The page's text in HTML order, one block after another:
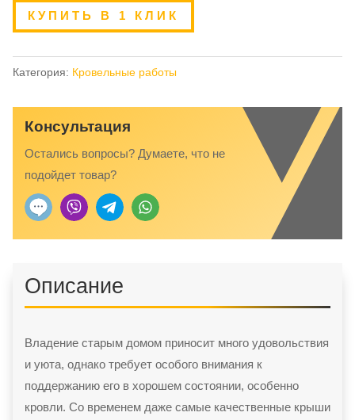
Ремонт
старой
реконструкция
КУПИТЬ В 1 КЛИК
Категория: Кровельные работы
Консультация
Остались вопросы? Думаете, что не
подойдет товар?
Описание
Владение старым домом приносит много удовольствия
и уюта, однако требует особого внимания к
поддержанию его в хорошем состоянии, особенно
кровли. Со временем даже самые качественные крыши